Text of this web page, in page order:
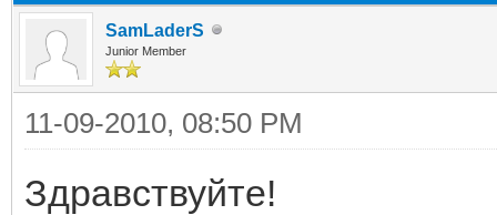
SamLaderS
Junior Member
11-09-2010, 08:50 PM
Здравствуйте!